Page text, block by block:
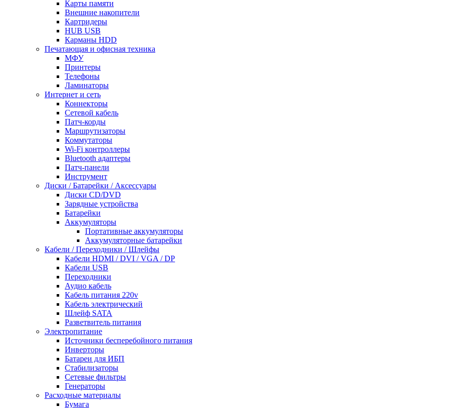
Карты памяти
Внешние накопители
Картридеры
HUB USB
Карманы HDD
Печатающая и офисная техника
МФУ
Принтеры
Телефоны
Ламинаторы
Интернет и сеть
Коннекторы
Сетевой кабель
Патч-корды
Маршрутизаторы
Коммутаторы
Wi-Fi контроллеры
Bluetooth адаптеры
Патч-панели
Инструмент
Диски / Батарейки / Аксессуары
Диски CD/DVD
Зарядные устройства
Батарейки
Аккумуляторы
Портативные аккумуляторы
Аккумуляторные батарейки
Кабели / Переходники / Шлейфы
Кабели HDMI / DVI / VGA / DP
Кабели USB
Переходники
Аудио кабель
Кабель питания 220v
Кабель электрический
Шлейф SATA
Разветвитель питания
Электропитание
Источники бесперебойного питания
Инверторы
Батареи для ИБП
Стабилизаторы
Сетевые фильтры
Генераторы
Расходные материалы
Бумага